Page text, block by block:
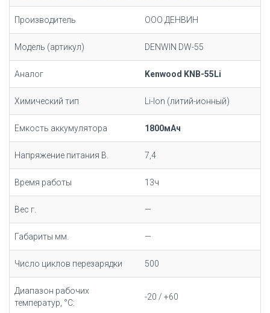
Производитель ООО ДЕНВИН
Модель (артикул) DENWIN DW-55
Аналог Kenwood KNB-55Li
Химический тип Li-Ion (литий-ионный)
Емкость аккумулятора 1800мАч
Напряжение питания В. 7,4
Время работы 13ч
Вес г. —
Габариты мм. —
Число циклов перезарядки 500
Диапазон рабочих
температур, °С:
-20 / +60